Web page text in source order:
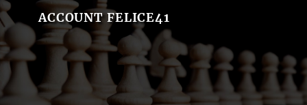
ACCOUNT FELICE41